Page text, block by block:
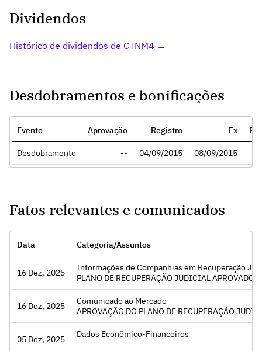
Dividendos
Histórico de dividendos de CTNM4 →
Desdobramentos e bonificações
Evento Aprovação Registro Ex
Desdobramento -- 04/09/2015 08/09/2015
Fatos relevantes e comunicados
Data Categoria/Assuntos
16 Dez, 2025
Informações de Companhias em Recuperação
PLANO DE RECUPERAÇÃO JUDICIAL APROVADO
Acessar
16 Dez, 2025
Comunicado ao Mercado
APROVAÇÃO DO PLANO DE RECUPERAÇÃO
Acessar
05 Dez, 2025
Dados Econômico-Financeiros
-
Acessar